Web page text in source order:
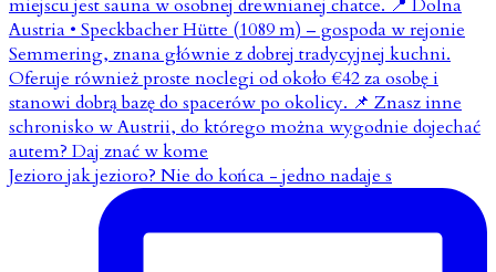
Jezioro jak jezioro? Nie do końca - jedno nadaje s